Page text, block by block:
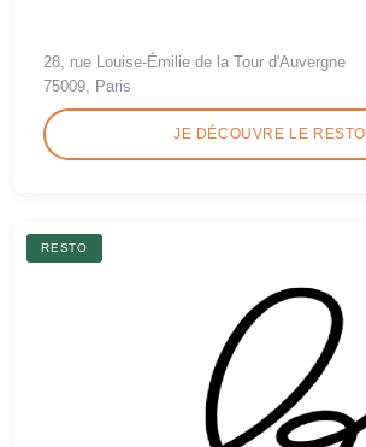
28, rue Louise-Émilie de la Tour d'Auvergne
75009, Paris
JE DÉCOUVRE LE RESTO
RESTO